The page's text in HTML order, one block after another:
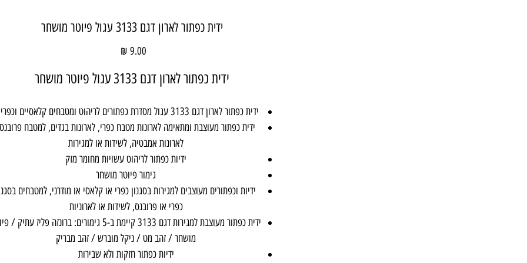
ידית כפתור לארון דגם 3133 עגול פיוטר מושחר
ידית כפתור לארון דגם 3133 עגול פיוטר מושחר
ידית כפתור לארון דגם 3133 עגול מסדרת כפתורים לריהוט ומטבחים קלאסיים וכפריים
ידית כפתור מעוצבת ומתאימה לארונות מטבח כפרי, לארונות בגדים, למטבח
לארונות אמבטיה, לשידות או למגירות
ידיות כפתור לריהוט עשויות מחומר מזק
גימור פיוטר מושחר
ידיות וכפתורים מעוצבים למגירות בסגנון כפרי או קלאסי או מודרני, למטבחים
כפרי או פרובנס, לשידות או לארוניות
ידית כפתור מעוצבת למגירות דגם 3133 קיימת ב-5 גימורים: ברונזה פליז
מושחר / זהב מט / ניקל מוברש / זהב מבריק
ידיות כפתור חזקות ולא שבירות